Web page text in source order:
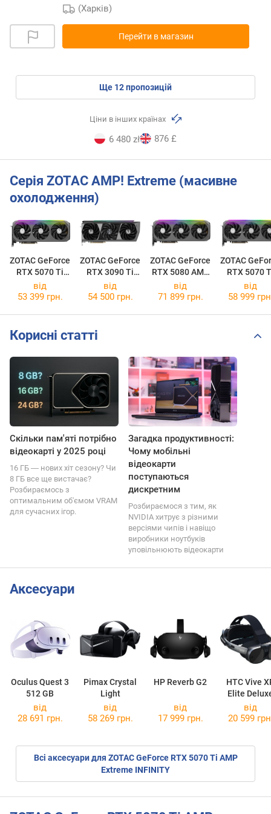
(Харків)
Перейти в магазин
ще 12пропозицій
Ціни в інших країнах
6 480 zł 876 £
Серія ZOTAC AMP! Extreme (масивне
охолодження)
ZOTAC GeForce
RTX 5070 Ti
AMP Extreme
INFINITY
ZOTAC GeForce
RTX 3090 Ti
AMP Extreme
Holo
ZOTAC GeForce
RTX 5080 AMP
Extreme
INFINITY
ZOTAC
RTX 5070
AMP
INFINITY
від
53 399 грн.
від
54 500 грн.
від
71 899 грн.
від
58 999
Корисні статті
Скільки пам'яті потрібно
відеокарті у 2025 році
16 ГБ ― нових хіт сезону? Чи
8 ГБ все ще вистачає?
Розбираємось з
оптимальним об'ємом VRAM
для сучасних ігор.
Загадка продуктивності:
Чому мобільні
відеокарти
поступаються
дискретним
Розбираємося з тим, як
NVIDIA хитрує з різними
версіями чипів і навіщо
виробники ноутбуків
уповільнюють відеокарти
Аксесуари
Oculus Quest 3
512 GB
Pimax Crystal
Light
HP Reverb G2
HTC Vive
Elite
Pack
від
28 691 грн.
від
58 269 грн.
від
17 999 грн.
від
20 599
Всі аксесуари для ZOTAC GeForce RTX 5070 Ti AMP
Extreme INFINITY